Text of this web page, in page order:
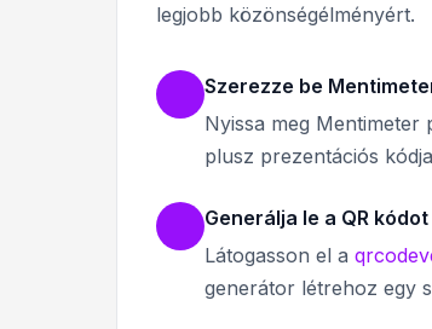
legjobb közönségélményért.
Szerezze be
Nyissa meg Mentimeter
plusz prezentációs
Generálja le a QR kódot
Látogasson el a
generátor létrehoz egy